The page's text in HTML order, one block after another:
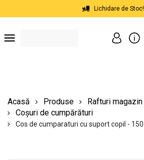
Lichidare de Stoc!
Acasă Produse
Rafturi magazin
Coșuri de cumpărături
Cos de cumparaturi cu suport copil -